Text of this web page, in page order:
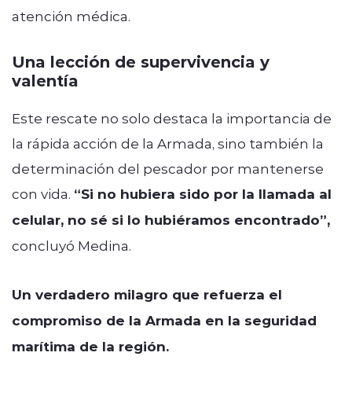
atención médica.
Una lección de supervivencia y
valentía
Este rescate no solo destaca la importancia de
la rápida acción de la Armada, sino también la
determinación del pescador por mantenerse
con vida. “Si no hubiera sido por la llamada al
celular, no sé si lo hubiéramos encontrado”,
concluyó Medina.
Un verdadero milagro que refuerza el
compromiso de la Armada en la seguridad
marítima de la región.